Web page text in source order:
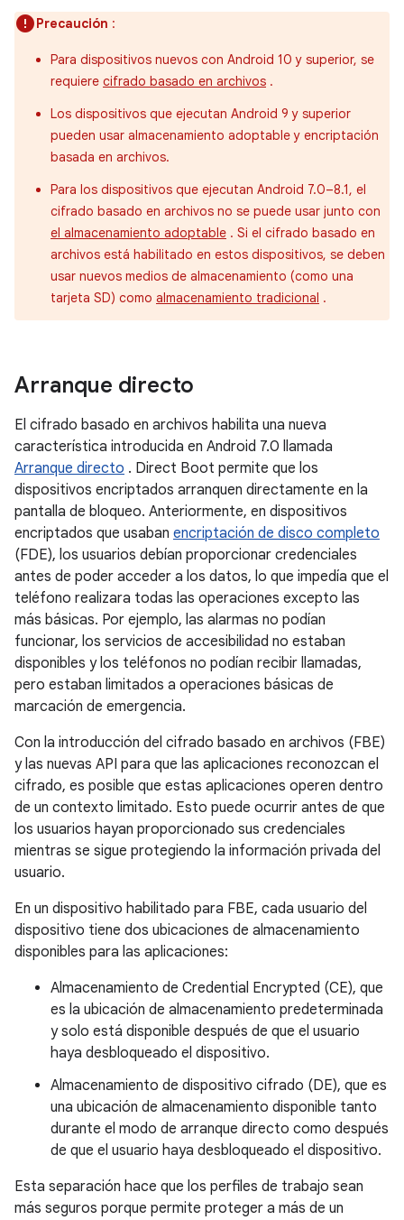
Precaución :
Para dispositivos nuevos con Android 10 y superior, se
requiere cifrado basado en archivos .
Los dispositivos que ejecutan Android 9 y superior
pueden usar almacenamiento adoptable y encriptación
basada en archivos.
Para los dispositivos que ejecutan Android 7.0–8.1, el
cifrado basado en archivos no se puede usar junto con
el almacenamiento adoptable . Si el cifrado basado en
archivos está habilitado en estos dispositivos, se deben
usar nuevos medios de almacenamiento (como una
tarjeta SD) como almacenamiento tradicional .
Arranque directo
El cifrado basado en archivos habilita una nueva
característica introducida en Android 7.0 llamada
Arranque directo . Direct Boot permite que los
dispositivos encriptados arranquen directamente en la
pantalla de bloqueo. Anteriormente, en dispositivos
encriptados que usaban encriptación de disco completo
(FDE), los usuarios debían proporcionar credenciales
antes de poder acceder a los datos, lo que impedía que el
teléfono realizara todas las operaciones excepto las
más básicas. Por ejemplo, las alarmas no podían
funcionar, los servicios de accesibilidad no estaban
disponibles y los teléfonos no podían recibir llamadas,
pero estaban limitados a operaciones básicas de
marcación de emergencia.
Con la introducción del cifrado basado en archivos (FBE)
y las nuevas API para que las aplicaciones reconozcan el
cifrado, es posible que estas aplicaciones operen dentro
de un contexto limitado. Esto puede ocurrir antes de que
los usuarios hayan proporcionado sus credenciales
mientras se sigue protegiendo la información privada del
usuario.
En un dispositivo habilitado para FBE, cada usuario del
dispositivo tiene dos ubicaciones de almacenamiento
disponibles para las aplicaciones:
Almacenamiento de Credential Encrypted (CE), que
es la ubicación de almacenamiento predeterminada
y solo está disponible después de que el usuario
haya desbloqueado el dispositivo.
Almacenamiento de dispositivo cifrado (DE), que es
una ubicación de almacenamiento disponible tanto
durante el modo de arranque directo como después
de que el usuario haya desbloqueado el dispositivo.
Esta separación hace que los perfiles de trabajo sean
más seguros porque permite proteger a más de un